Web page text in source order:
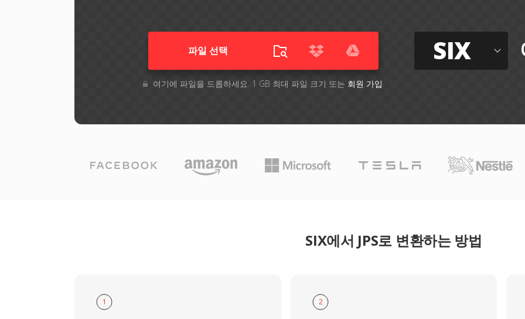
파일 선택
여기에 파일을 드롭하세요. 1 GB 최대 파일 크기 또는 회원 가입
SIX
SIX에서 JPS로 변환하는 방법
1 2